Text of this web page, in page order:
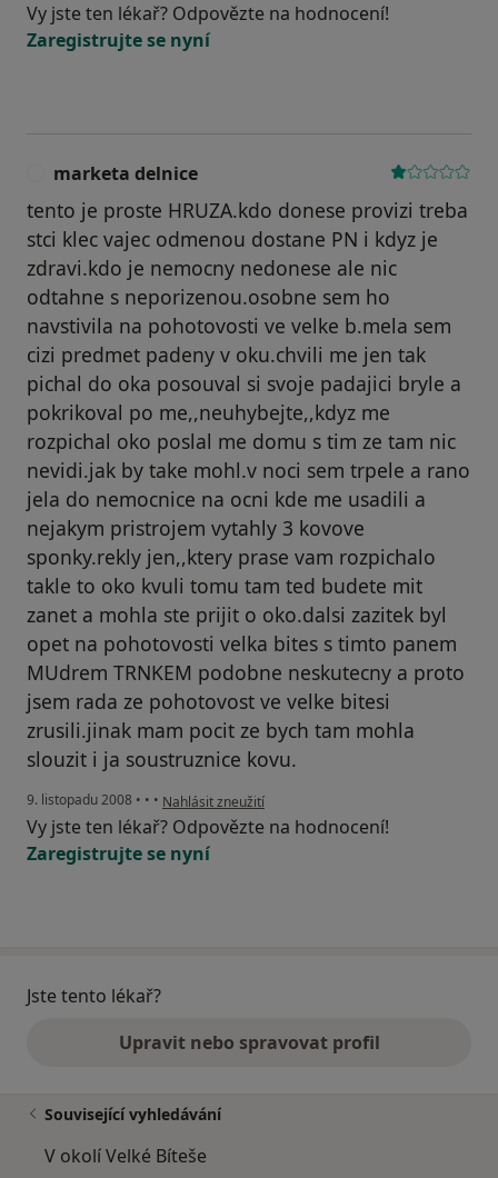
Vy jste ten lékař? Odpovězte na hodnocení!
Zaregistrujte se nyní
marketa delnice
tento je proste HRUZA.kdo donese provizi treba
stci klec vajec odmenou dostane PN i kdyz je
zdravi.kdo je nemocny nedonese ale nic
odtahne s neporizenou.osobne sem ho
navstivila na pohotovosti ve velke b.mela sem
cizi predmet padeny v oku.chvili me jen tak
pichal do oka posouval si svoje padajici bryle a
pokrikoval po me,,neuhybejte,,kdyz me
rozpichal oko poslal me domu s tim ze tam nic
nevidi.jak by take mohl.v noci sem trpele a rano
jela do nemocnice na ocni kde me usadili a
nejakym pristrojem vytahly 3 kovove
sponky.rekly jen,,ktery prase vam rozpichalo
takle to oko kvuli tomu tam ted budete mit
zanet a mohla ste prijit o oko.dalsi zazitek byl
opet na pohotovosti velka bites s timto panem
MUdrem TRNKEM podobne neskutecny a proto
jsem rada ze pohotovost ve velke bitesi
zrusili.jinak mam pocit ze bych tam mohla
slouzit i ja soustruznice kovu.
9. listopadu 2008 • • • podle názoru uživatele marketa delnice
Nahlásit zneužití
Vy jste ten lékař? Odpovězte na hodnocení!
Zaregistrujte se nyní
Jste tento lékař?
Upravit nebo spravovat profil
Související vyhledávání
V okolí Velké Bíteše